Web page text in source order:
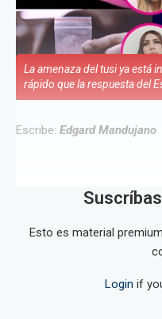
La amenaza del tusi ya está
rápido que la respuesta del
Escribe: Edgard Mandujano
Esto es material
Login if